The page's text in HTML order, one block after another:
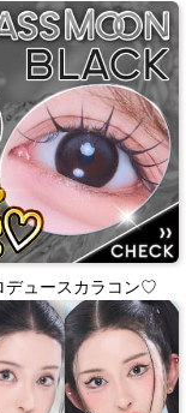
デュースカラコン♡